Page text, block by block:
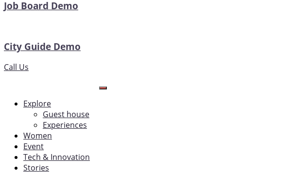
Job Board Demo
City Guide Demo
Call Us
Explore
Guest house
Experiences
Women
Event
Tech & Innovation
Stories